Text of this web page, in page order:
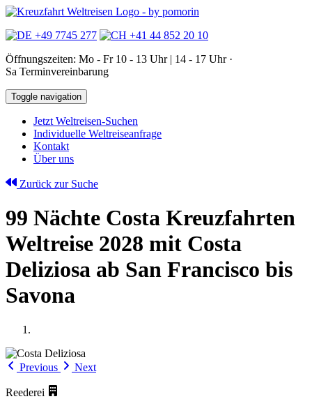
+49 7745 277
+41 44 852 20 10
Öffnungszeiten: Mo - Fr 10 - 13 Uhr | 14 - 17 Uhr ·
Sa Terminvereinbarung
Toggle navigation
Jetzt Weltreisen-Suchen
Individuelle Weltreiseanfrage
Kontakt
Über uns
Zurück zur Suche
99 Nächte Costa Kreuzfahrten
Weltreise 2028 mit Costa
Deliziosa ab San Francisco bis
Savona
Previous Next
Reederei